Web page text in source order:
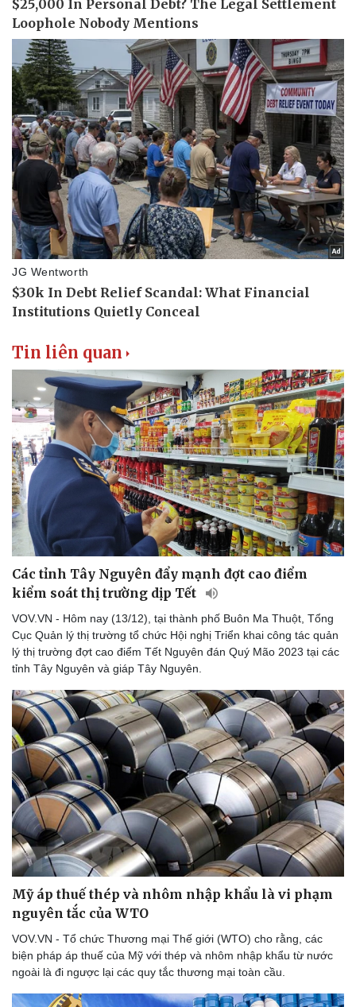
Văn hóa
Sân khấu - Điện ảnh
Văn học
Âm nhạc
Di sản
Giải trí
Nghệ sĩ
Thời trang
Sao Việt
Du lịch
Tư vấn
Săn Tour
check-in
Podcast
Câu chuyện thời sự
Đọc truyện đêm khuya
Cửa sổ tình yêu
Kể chuyện cho bé
Hạt giống tâm hồn
Tin liên quan
Các tỉnh Tây Nguyên đẩy mạnh đợt cao điểm
kiểm soát thị trường dịp Tết
VOV.VN - Hôm nay (13/12), tại thành phố Buôn Ma Thuột, Tổng
Cục Quản lý thị trường tổ chức Hội nghị Triển khai công tác quản
lý thị trường đợt cao điểm Tết Nguyên đán Quý Mão 2023 tại các
tỉnh Tây Nguyên và giáp Tây Nguyên.
Mỹ áp thuế thép và nhôm nhập khẩu là vi phạm
nguyên tắc của WTO
VOV.VN - Tổ chức Thương mại Thế giới (WTO) cho rằng, các
biện pháp áp thuế của Mỹ với thép và nhôm nhập khẩu từ nước
ngoài là đi ngược lại các quy tắc thương mại toàn cầu.